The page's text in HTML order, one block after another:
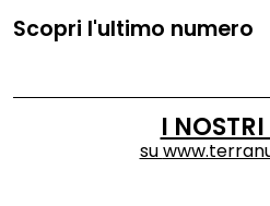
Scopri l'ultimo numero
I
su